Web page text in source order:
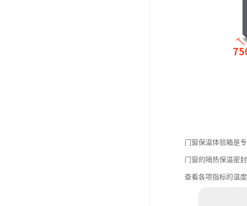
门窗保温体验箱是
门窗的隔热保温密
查看各项指标的温